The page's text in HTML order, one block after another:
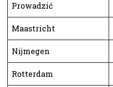
Prowadzić
Maastricht
Nijmegen
Rotterdam